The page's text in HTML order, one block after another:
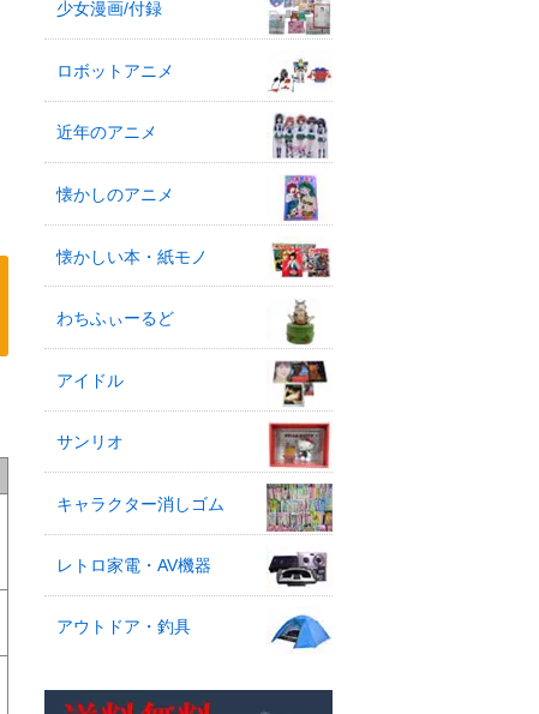
少女漫画/付録
ロボットアニメ
近年のアニメ
懐かしのアニメ
懐かしい本・紙モノ
わちふぃーるど
アイドル
サンリオ
キャラクター消しゴム
レトロ家電・AV機器
アウトドア・釣具